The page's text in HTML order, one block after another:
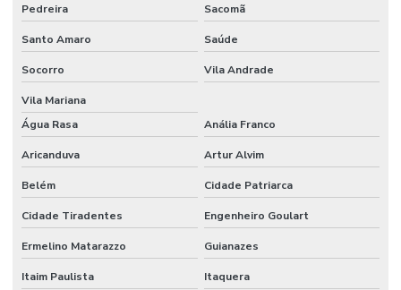
Pedreira Sacomã
Santo Amaro Saúde
Socorro Vila Andrade
Vila Mariana
Água Rasa
Anália Franco
Aricanduva Artur Alvim
Belém Cidade Patriarca
Cidade Tiradentes Engenheiro Goulart
Ermelino Matarazzo Guianazes
Itaim Paulista Itaquera